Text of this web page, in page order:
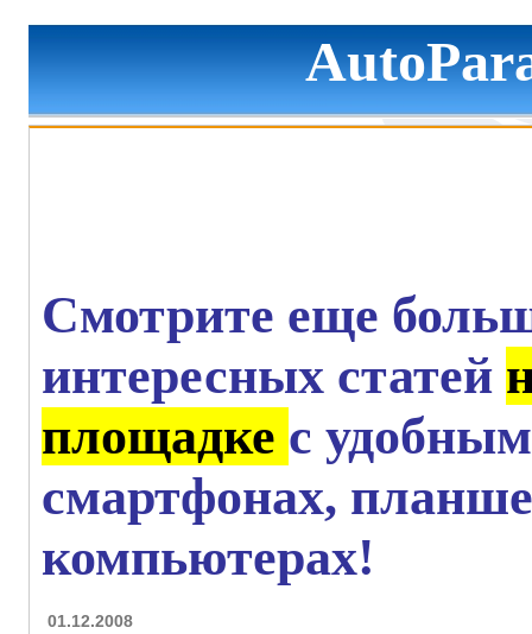
Смотрите еще
интересных статей
площадке с
смартфонах,
компьютерах!
01.12.2008